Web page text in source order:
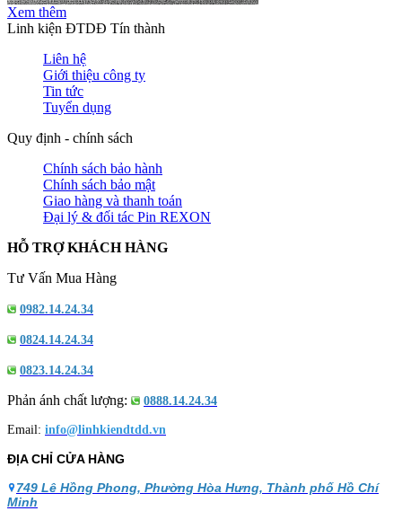
Xem thêm
Linh kiện ĐTDĐ Tín thành
Liên hệ
Giới thiệu công ty
Tin tức
Tuyển dụng
Quy định - chính sách
Chính sách bảo hành
Chính sách bảo mật
Giao hàng và thanh toán
Đại lý & đối tác Pin REXON
HỖ TRỢ KHÁCH HÀNG
Tư Vấn Mua Hàng
0982.14.24.34
0824.14.24.34
0823.14.24.34
Phản ánh chất lượng: 0888.14.24.34
Email: info@linhkiendtdd.vn
ĐỊA CHỈ CỬA HÀNG
749 Lê Hồng Phong, Phường Hòa Hưng, Thành phố Hồ Chí
Minh